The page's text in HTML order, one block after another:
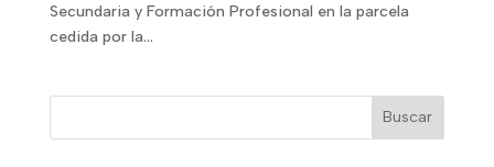
Secundaria y Formación Profesional en la parcela
cedida por la...
Buscar